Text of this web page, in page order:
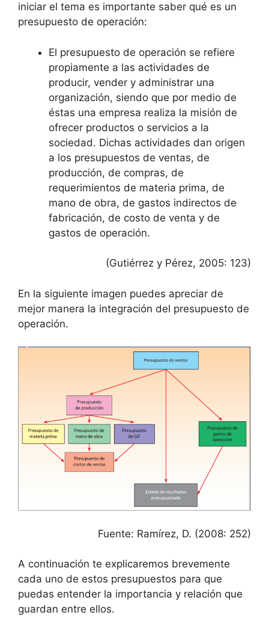
iniciar el tema es importante saber qué es un
presupuesto de operación:
El presupuesto de operación se refiere
propiamente a las actividades de
producir, vender y administrar una
organización, siendo que por medio de
éstas una empresa realiza la misión de
ofrecer productos o servicios a la
sociedad. Dichas actividades dan origen
a los presupuestos de ventas, de
producción, de compras, de
requerimientos de materia prima, de
mano de obra, de gastos indirectos de
fabricación, de costo de venta y de
gastos de operación.
(Gutiérrez y Pérez, 2005: 123)
En la siguiente imagen puedes apreciar de
mejor manera la integración del presupuesto de
operación.
Fuente: Ramírez, D. (2008: 252)
A continuación te explicaremos brevemente
cada uno de estos presupuestos para que
puedas entender la importancia y relación que
guardan entre ellos.